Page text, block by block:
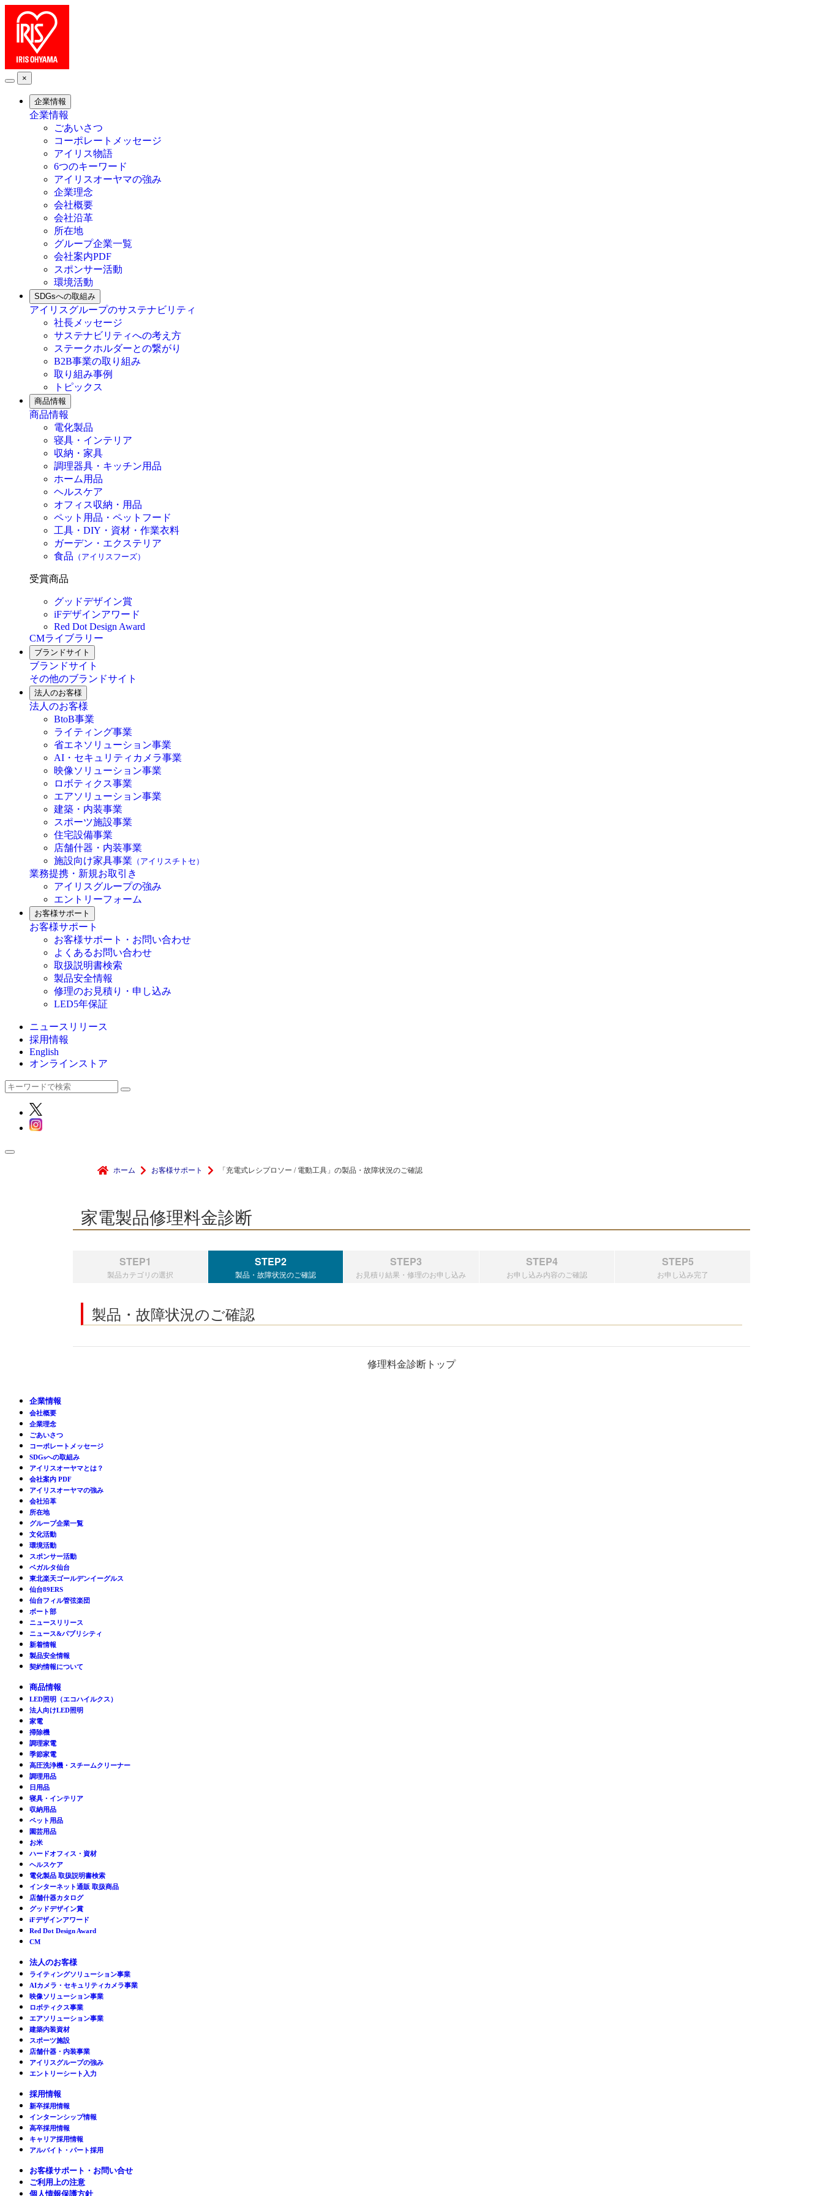
×
企業情報
企業情報
ごあいさつ
コーポレートメッセージ
アイリス物語
6つのキーワード
アイリスオーヤマの強み
企業理念
会社概要
会社沿革
所在地
グループ企業一覧
会社案内PDF
スポンサー活動
環境活動
SDGsへの取組み
アイリスグループのサステナビリティ
社長メッセージ
サステナビリティへの考え方
ステークホルダーとの繋がり
B2B事業の取り組み
取り組み事例
トピックス
商品情報
商品情報
電化製品
寝具・インテリア
収納・家具
調理器具・キッチン用品
ホーム用品
ヘルスケア
オフィス収納・用品
ペット用品・ペットフード
工具・DIY・資材・作業衣料
ガーデン・エクステリア
食品 （アイリスフーズ）
受賞商品
グッドデザイン賞
iFデザインアワード
Red Dot Design Award
CMライブラリー
ブランドサイト
ブランドサイト
その他のブランドサイト
法人のお客様
法人のお客様
BtoB事業
ライティング事業
省エネソリューション事業
AI・セキュリティカメラ事業
映像ソリューション事業
ロボティクス事業
エアソリューション事業
建築・内装事業
スポーツ施設事業
住宅設備事業
店舗什器・内装事業
施設向け家具事業 （アイリスチトセ）
業務提携・新規お取引き
アイリスグループの強み
エントリーフォーム
お客様サポート
お客様サポート
お客様サポート・お問い合わせ
よくあるお問い合わせ
取扱説明書検索
製品安全情報
修理のお見積り・申し込み
LED5年保証
ニュースリリース
採用情報
English
オンラインストア
ホーム お客様サポート 「充電式レシプロソー / 電動工具」の製品・故障状況のご確認
家電製品修理料金診断
STEP1
製品カテゴリの選択
STEP2
製品・故障状況のご確認
STEP3
お見積り結果・修理のお申し込み
STEP4
お申し込み内容のご確認
STEP5
お申し込み完了
製品・故障状況のご確認
修理料金診断トップ
企業情報
会社概要
企業理念
ごあいさつ
コーポレートメッセージ
SDGsへの取組み
アイリスオーヤマとは？
会社案内 PDF
アイリスオーヤマの強み
会社沿革
所在地
グループ企業一覧
文化活動
環境活動
スポンサー活動
ベガルタ仙台
東北楽天ゴールデンイーグルス
仙台89ERS
仙台フィル管弦楽団
ボート部
ニュースリリース
ニュース&パブリシティ
新着情報
製品安全情報
契約情報について
商品情報
LED照明（エコハイルクス）
法人向けLED照明
家電
掃除機
調理家電
季節家電
高圧洗浄機・スチームクリーナー
調理用品
日用品
寝具・インテリア
収納用品
ペット用品
園芸用品
お米
ハードオフィス・資材
ヘルスケア
電化製品 取扱説明書検索
インターネット通販 取扱商品
店舗什器カタログ
グッドデザイン賞
iFデザインアワード
Red Dot Design Award
CM
法人のお客様
ライティングソリューション事業
AIカメラ・セキュリティカメラ事業
映像ソリューション事業
ロボティクス事業
エアソリューション事業
建築内装資材
スポーツ施設
店舗什器・内装事業
アイリスグループの強み
エントリーシート入力
採用情報
新卒採用情報
インターンシップ情報
高卒採用情報
キャリア採用情報
アルバイト・パート採用
お客様サポート・お問い合せ
ご利用上の注意
個人情報保護方針